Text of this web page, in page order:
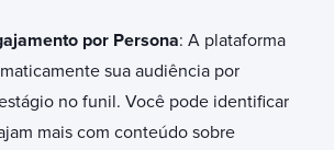
por Persona: A plataforma
sua audiência por
no funil. Você pode identificar
mais com conteúdo sobre